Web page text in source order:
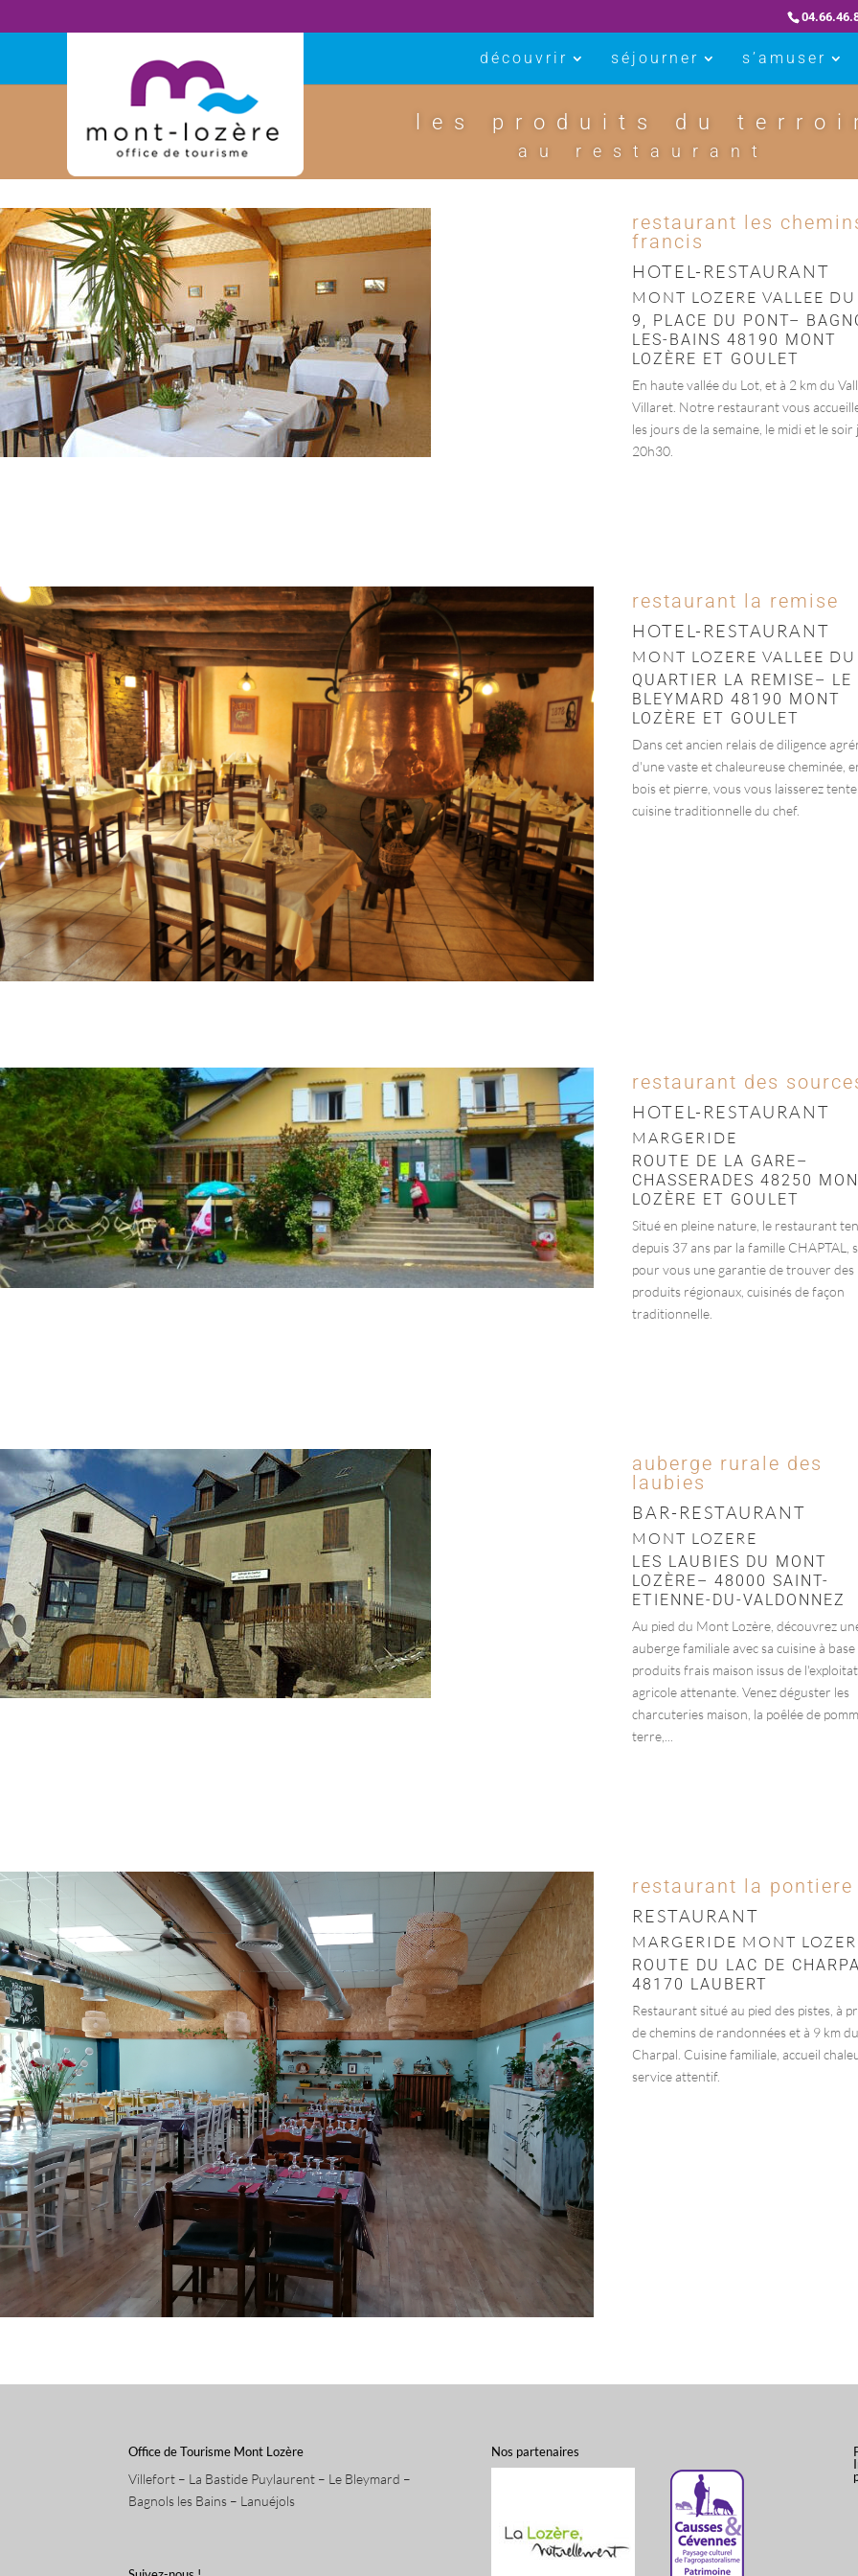
découvrir séjourner s’amuser
les produits du
au restaurant
restaurant les
francis
HOTEL-RESTAURANT
MONT LOZERE VALLEE DU
9, PLACE DU PONT–
LES-BAINS 48190 MONT
LOZÈRE ET GOULET
En haute vallée du Lot, et à 2 km du
Villaret. Notre restaurant vous
les jours de la semaine, le midi et le soir
20h30.
restaurant la remise
HOTEL-RESTAURANT
MONT LOZERE VALLEE DU
QUARTIER LA REMISE– LE
BLEYMARD 48190 MONT
LOZÈRE ET GOULET
Dans cet ancien relais de diligence
d'une vaste et chaleureuse cheminée,
bois et pierre, vous vous laisserez
cuisine traditionnelle du chef.
restaurant des
HOTEL-RESTAURANT
MARGERIDE
ROUTE DE LA GARE–
CHASSERADES 48250
LOZÈRE ET GOULET
Situé en pleine nature, le restaurant
depuis 37 ans par la famille CHAPTAL,
pour vous une garantie de trouver des
produits régionaux, cuisinés de façon
traditionnelle.
auberge rurale des
laubies
BAR-RESTAURANT
MONT LOZERE
LES LAUBIES DU MONT
LOZÈRE– 48000 SAINT-
ETIENNE-DU-VALDONNEZ
Au pied du Mont Lozère, découvrez
auberge familiale avec sa cuisine à base
produits frais maison issus de
agricole attenante. Venez déguster les
charcuteries maison, la poêlée de
terre,...
restaurant la pontiere
RESTAURANT
MARGERIDE MONT
ROUTE DU LAC DE
48170 LAUBERT
Restaurant situé au pied des pistes, à
de chemins de randonnées et à 9 km
Charpal. Cuisine familiale, accueil
service attentif.
Office de Tourisme Mont Lozère
Villefort – La Bastide Puylaurent – Le Bleymard –
Bagnols les Bains – Lanuéjols
Nos partenaires